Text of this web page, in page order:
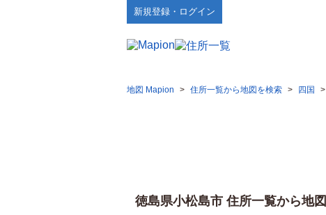
新規登録・ログイン
地図 Mapion > 住所一覧から地図を検索 > 四国 >
徳島県小松島市 住所一覧から地